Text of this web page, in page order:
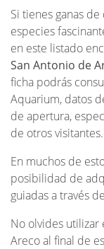
Si tienes ganas
especies
en este listado
San Antonio de
ficha podrás
Aquarium, datos
de apertura,
de otros visitantes.
En muchos de
posibilidad de
guiadas a través
No olvides utilizar
Areco al final de